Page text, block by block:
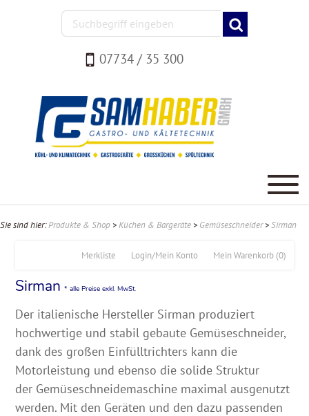
07734 / 35 300
Sie sind hier:Produkte & Shop >Küchen & Bargeräte > Gemüseschneider>Sirman
Mein Warenkorb (0)
Login/Mein Konto
Merkliste
Sirman * alle Preise exkl. MwSt.
Der italienische Hersteller Sirman produziert
hochwertige und stabil gebaute Gemüseschneider,
dank des großen Einfülltrichters kann die
Motorleistung und ebenso die solide Struktur
der Gemüseschneidemaschine maximal ausgenutzt
werden. Mit den Geräten und den dazu passenden